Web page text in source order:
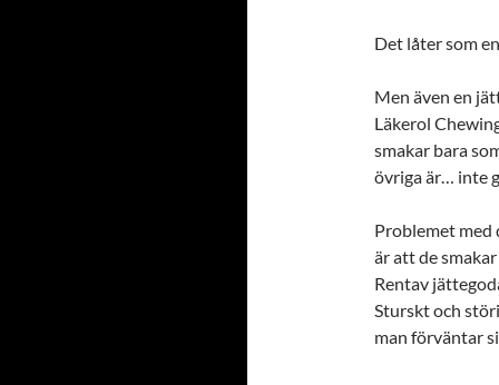
Det låter som
Men även en
Läkerol
smakar bara
övriga är… inte
Problemet med
är att de
Rentav
Sturskt och
man förväntar